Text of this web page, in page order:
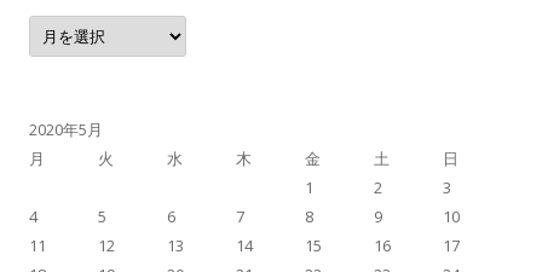
月
別
記
2020年5月
月
火 水 木 金 土
日
1
2
3
4
5 6 7 8 9
10
11
12 13 14 15 16
17